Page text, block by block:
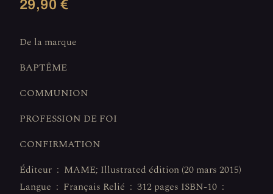
29,90 €
De la marque
BAPTÊME
COMMUNION
PROFESSION DE FOI
CONFIRMATION
Éditeur ‏ : ‎ MAME; Illustrated édition (20 mars 2015)
Langue ‏ : ‎ Français Relié ‏ : ‎ 312 pages ISBN-10 ‏ : ‎